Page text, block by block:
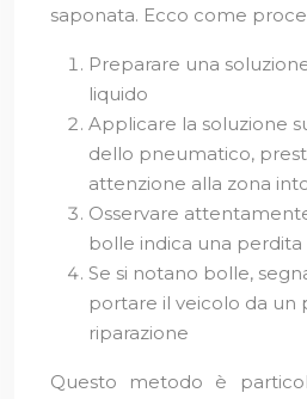
saponata. Ecco come
Preparare una
liquido
Applicare la soluzione
dello pneumatico,
attenzione alla zona
Osservare
bolle indica una perdita
Se si notano bolle,
portare il veicolo da un
riparazione
Questo metodo è